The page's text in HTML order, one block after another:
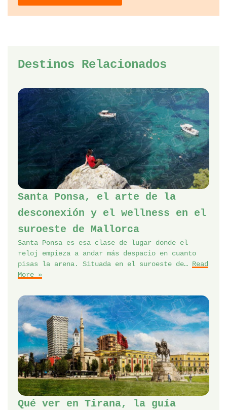
Destinos Relacionados
Santa Ponsa, el arte de la
desconexión y el wellness en el
suroeste de Mallorca
Santa Ponsa es esa clase de lugar donde el
reloj empieza a andar más despacio en cuanto
pisas la arena. Situada en el suroeste de… Read
More »
Qué ver en Tirana, la guía